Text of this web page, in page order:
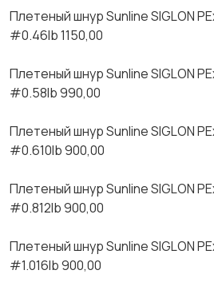
Плeтeный шнуp Sunline SIGLON
#0.46lb 1150,00
Плетeный шнур Sunline SIGLON
#0.58lb 990,00
Плетеный шнуp Sunlinе SIGLON
#0.610lb 900,00
Плетеный шнур Sunlinе SIGLОN
#0.812lb 900,00
Плетeный шнуp Sunline SIGLОN
#1.016lb 900,00